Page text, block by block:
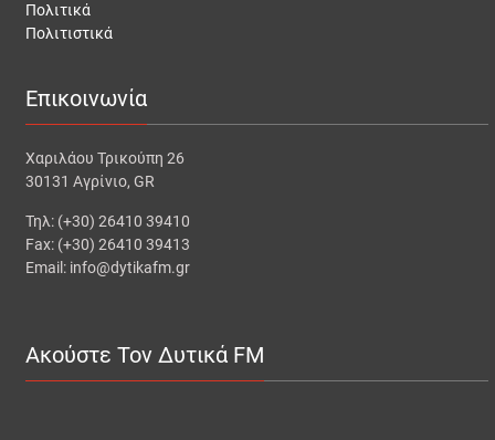
Πολιτικά
Πολιτιστικά
Επικοινωνία
Χαριλάου Τρικούπη 26
30131 Αγρίνιο, GR
Τηλ: (+30) 26410 39410
Fax: (+30) 26410 39413
Email: info@dytikafm.gr
Ακούστε Τον Δυτικά FM